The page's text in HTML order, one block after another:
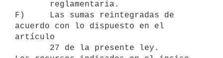
F)     Las sumas reintegradas de
acuerdo con lo dispuesto en el
artículo